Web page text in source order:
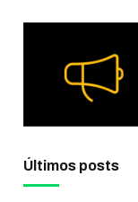
Últimos posts